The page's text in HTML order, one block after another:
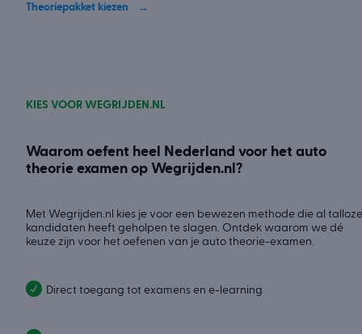
Theoriepakket kiezen
KIES VOOR WEGRIJDEN.NL
Waarom oefent heel Nederland voor het auto
theorie examen op Wegrijden.nl?
Met Wegrijden.nl kies je voor een bewezen methode die al talloze
kandidaten heeft geholpen te slagen. Ontdek waarom we dé
keuze zijn voor het oefenen van je auto theorie-examen.
Direct toegang tot examens en e-learning